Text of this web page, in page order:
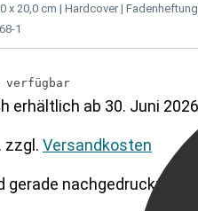
x 20,0 cm | Hardcover |
1
erhältlich ab 30. Juni 2026
zzgl. Versandkosten
gerade nachgedruckt